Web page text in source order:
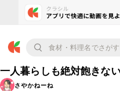
一人暮らしも絶対飽きな
さやかねーね